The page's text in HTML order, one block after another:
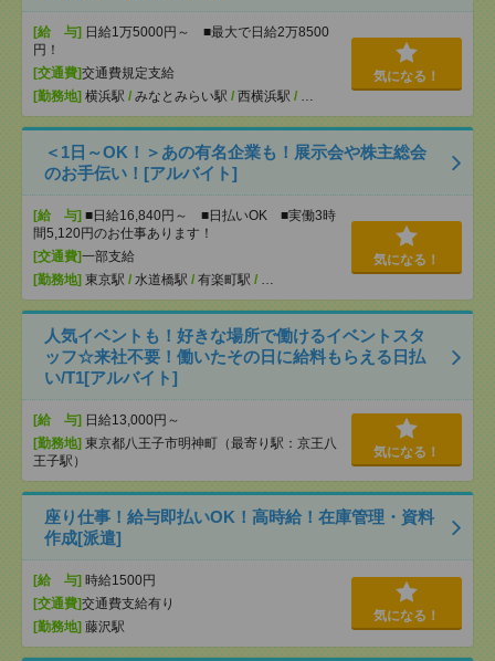
[給 与] 日給1万5000円～ ■最大で日給2万8500
円！
[交通費]交通費規定支給
[勤務地] 横浜駅 / みなとみらい駅 / 西横浜駅 / …
気になる！
＜1日～OK！＞あの有名企業も！展示会や株主総会
のお手伝い！[アルバイト]
[給 与] ■日給16,840円～ ■日払いOK ■実働3時
間5,120円のお仕事あります！
[交通費]一部支給
[勤務地] 東京駅 / 水道橋駅 / 有楽町駅 / …
気になる！
人気イベントも！好きな場所で働けるイベントスタ
ッフ☆来社不要！働いたその日に給料もらえる日払
い/T1[アルバイト]
[給 与] 日給13,000円～
[勤務地] 東京都八王子市明神町（最寄り駅：京王八
王子駅）
気になる！
座り仕事！給与即払いOK！高時給！在庫管理・資料
作成[派遣]
[給 与] 時給1500円
[交通費]交通費支給有り
[勤務地] 藤沢駅
気になる！